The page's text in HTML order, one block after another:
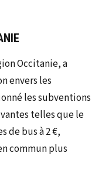
Occitanie, a
envers les
les subventions
telles que le
de bus à 2 €,
commun plus